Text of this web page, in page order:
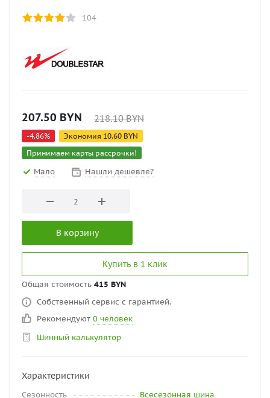
104
207.50 BYN 218.10BYN
-4.86% Экономия 10.60 BYN
Принимаем карты рассрочки!
Мало Нашли дешевле?
В корзину
Купить в 1 клик
Общая стоимость 415 BYN
Собственный сервис с гарантией.
Рекомендуют 0 человек
Шинный калькулятор
Характеристики
Сезонность
Всесезонная шина